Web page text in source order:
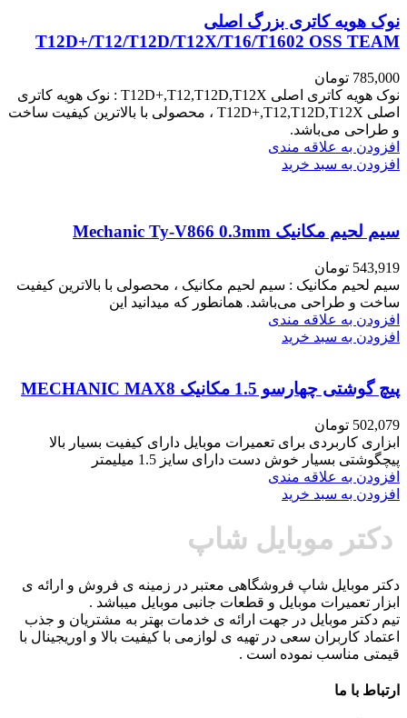
نوک هویه کاتری بزرگ اصلی
T12D+/T12/T12D/T12X/T16/T1602 OSS TEAM
785,000 تومان
نوک هویه کاتری اصلی T12D+,T12,T12D,T12X : نوک هویه کاتری
اصلی T12D+,T12,T12D,T12X ، محصولی با بالاترین کیفیت ساخت
و طراحی می‌باشد.
افزودن به علاقه مندی
افزودن به سبد خرید
سیم لحیم مکانیک Mechanic Ty-V866 0.3mm
543,919 تومان
سیم لحیم مکانیک : سیم لحیم مکانیک ، محصولی با بالاترین کیفیت
ساخت و طراحی می‌باشد. همانطور که میدانید این
افزودن به علاقه مندی
افزودن به سبد خرید
پیچ گوشتی چهارسو 1.5 مکانیک MECHANIC MAX8
502,079 تومان
ابزاری کاربردی برای تعمیرات موبایل دارای کیفیت بسیار بالا
پیچگوشتی بسیار خوش دست دارای سایز 1.5 میلیمتر
افزودن به علاقه مندی
افزودن به سبد خرید
دکتر موبایل شاپ
دکتر موبایل شاپ فروشگاهی معتبر در زمینه ی فروش و ارائه ی
ابزار تعمیرات موبایل و قطعات جانبی موبایل میباشد .
تیم دکتر موبایل در جهت ارائه ی خدمات بهتر به مشتریان و جذب
اعتماد کاربران سعی در تهیه ی لوازمی با کیفیت بالا و اوریجینال با
قیمتی مناسب نموده است .
ارتباط با ما